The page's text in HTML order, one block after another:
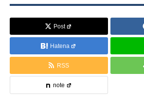
Post
Hatena
RSS
note